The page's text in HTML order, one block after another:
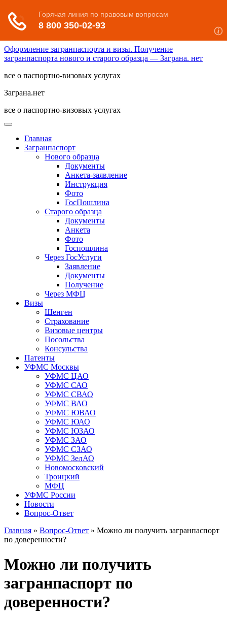
Оформление загранпаспорта и визы. Получение
загранпаспорта нового и старого образца — Заграна. нет
все о паспортно-визовых услугах
Заграна.нет
все о паспортно-визовых услугах
Главная
Загранпаспорт
Нового образца
Документы
Анкета-заявление
Инструкция
Фото
ГосПошлина
Старого образца
Документы
Анкета
Фото
Госпошлина
Через ГосУслуги
Заявление
Документы
Получение
Через МФЦ
Визы
Шенген
Страхование
Визовые центры
Посольства
Консульства
Патенты
УФМС Москвы
УФМС ЦАО
УФМС САО
УФМС СВАО
УФМС ВАО
УФМС ЮВАО
УФМС ЮАО
УФМС ЮЗАО
УФМС ЗАО
УФМС СЗАО
УФМС ЗелАО
Новомосковский
Троицкий
МФЦ
УФМС России
Новости
Вопрос-Ответ
Главная » Вопрос-Ответ » Можно ли получить загранпаспорт
по доверенности?
Можно ли получить
загранпаспорт по
доверенности?